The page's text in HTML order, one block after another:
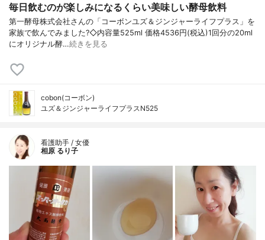
毎日飲むのが楽しみになるくらい美味しい酵母飲料
第一酵母株式会社さんの「コーボンユズ＆ジンジャーライフプラス」を
家族で飲んでみました?◇内容量525ml 価格4536円(税込)1回分の20ml
にオリジナル酵…続きを見る
cobon(コーボン)
ユズ＆ジンジャーライフプラスN525
看護助手 / 女優
相原 るり子